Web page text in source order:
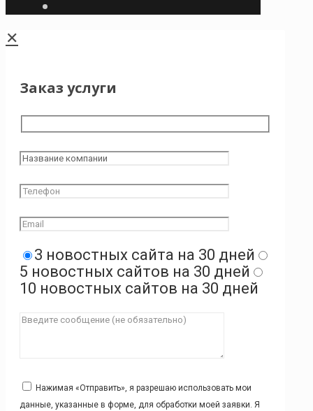
✕
Заказ услуги
3 новостных сайта на 30 дней
5 новостных сайтов на 30 дней
10 новостных сайтов на 30 дней
Нажимая «Отправить», я разрешаю использовать мои
данные, указанные в форме, для обработки моей заявки. Я